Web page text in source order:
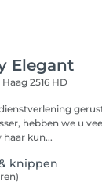
Elegant
2516 HD
hebben we u
kun...
knippen